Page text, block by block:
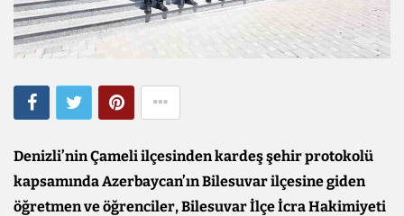
Denizli’nin Çameli ilçesinden kardeş şehir protokolü
kapsamında Azerbaycan’ın Bilesuvar ilçesine giden
öğretmen ve öğrenciler, Bilesuvar İlçe İcra Hakimiyeti